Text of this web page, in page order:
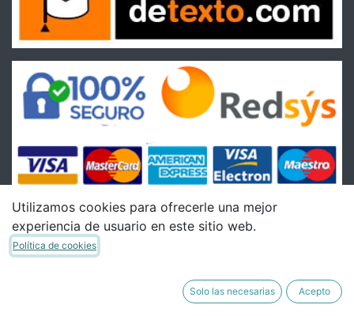
Condiciones
Utilizamos cookies para ofrecerle una mejor
experiencia de usuario en este sitio web.
Política de cookies
Solo las necesarias Acepto